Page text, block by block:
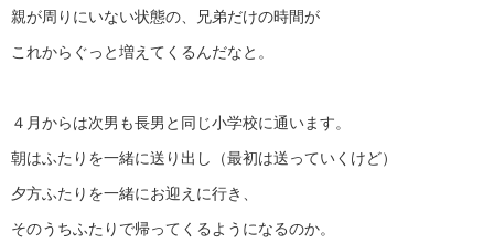
親が周りにいない状態の、兄弟だけの時間が
これからぐっと増えてくるんだなと。
４月からは次男も長男と同じ小学校に通います。
朝はふたりを一緒に送り出し（最初は送っていくけど）
夕方ふたりを一緒にお迎えに行き、
そのうちふたりで帰ってくるようになるのか。